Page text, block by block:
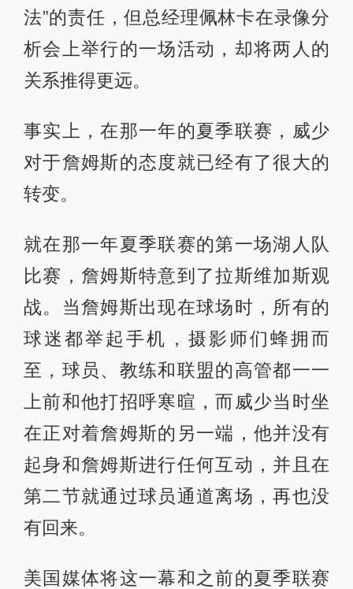
法”的责任，但总经理佩林卡在录像分
析会上举行的一场活动，却将两人的
关系推得更远。
事实上，在那一年的夏季联赛，威少
对于詹姆斯的态度就已经有了很大的
转变。
就在那一年夏季联赛的第一场湖人队
比赛，詹姆斯特意到了拉斯维加斯观
战。当詹姆斯出现在球场时，所有的
球迷都举起手机，摄影师们蜂拥而
至，球员、教练和联盟的高管都一一
上前和他打招呼寒暄，而威少当时坐
在正对着詹姆斯的另一端，他并没有
起身和詹姆斯进行任何互动，并且在
第二节就通过球员通道离场，再也没
有回来。
美国媒体将这一幕和之前的夏季联赛